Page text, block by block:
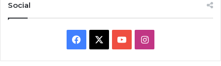
Social
Facebook YouTubeInstagram